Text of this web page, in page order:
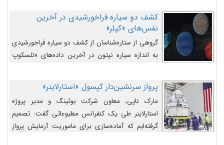
کشف دو سیاره فراخورشیدی در آخرین
نفس‌های «کپلر»
گروهی از ستاره‌شناسان از کشف دو سیاره فراخورشیدی
به اندازه سیاره نپتون در آخرین داده‌های «تلسکوپ
پرواز سرنشین‌دار کپسول «استارلاینر»
مارک ناپی، معاون شرکت بوئینگ و مدیر پروژه
استارلاینر طی یک کنفرانس مطبوعاتی گفت: تصمیم
گرفته‌ایم که آماده‌سازی برای ماموریت آزمایش پرواز